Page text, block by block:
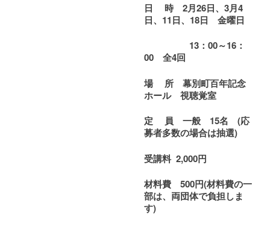
日 時 2月26日、3月4
日、11日、18日 金曜日
13 ：00～16：
00 全4回
場 所 幕別町百年記念
ホール 視聴覚室
定 員 一般 15名 (応
募者多数の場合は抽選)
受講料 2,000円
材料費 500円(材料費の一
部は、両団体で負担しま
す)